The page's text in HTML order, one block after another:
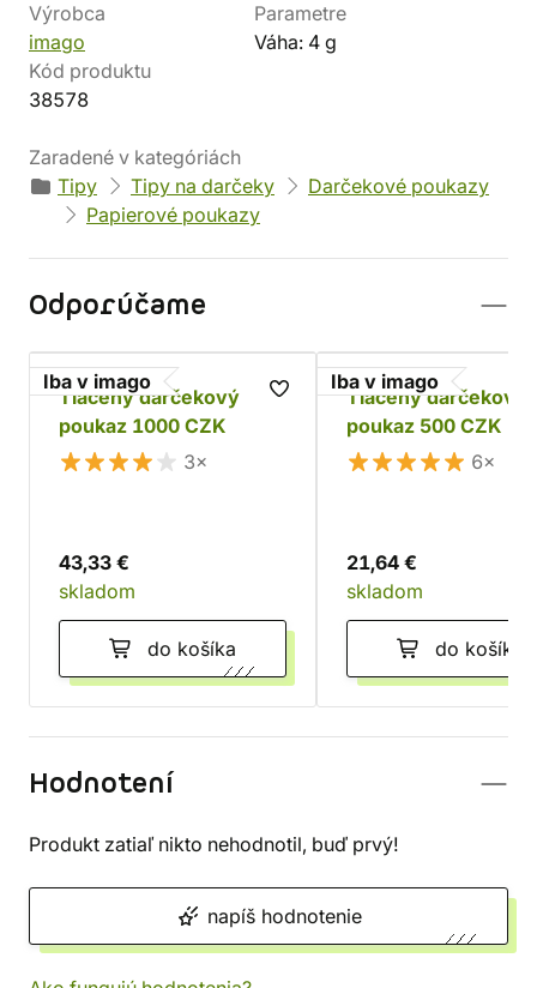
Výrobca
imago
Parametre
Váha: 4 g
Kód produktu
38578
Zaradené v kategóriách
Tipy
Tipy na darčeky
Darčekové poukazy
Papierové poukazy
Odporúčame
Iba v imago
Tlačený darčekový
poukaz 1000 CZK
3×
43,33 €
skladom
do košíka
Iba v imago
Tlačený darčekový
poukaz 500 CZK
6×
21,64 €
skladom
do košíka
Hodnotení
Produkt zatiaľ nikto nehodnotil, buď prvý!
napíš hodnotenie